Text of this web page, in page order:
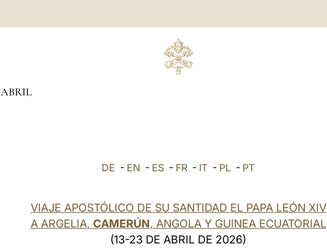
ABRIL
DE - EN - ES - FR - IT - PL - PT
VIAJE APOSTÓLICO DE SU SANTIDAD EL PAPA LEÓN XIV
A ARGELIA, CAMERÚN, ANGOLA Y GUINEA ECUATORIAL
(13-23 DE ABRIL DE 2026)